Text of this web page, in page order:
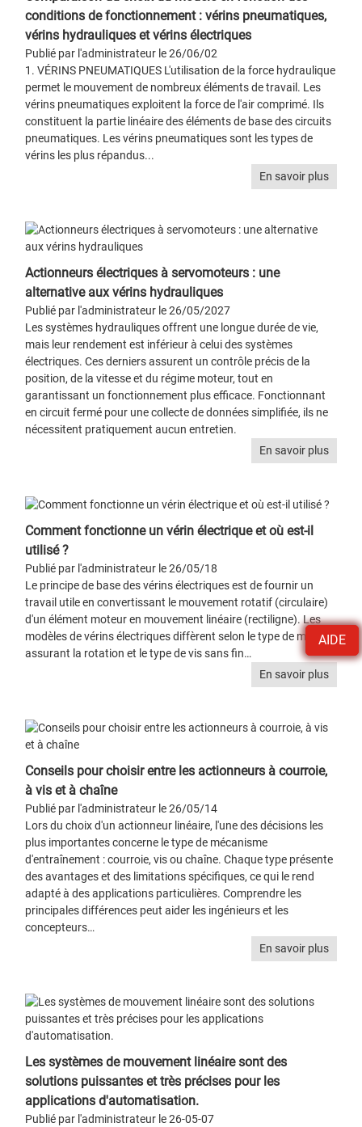
AIDE
conditions de fonctionnement : vérins pneumatiques,
vérins hydrauliques et vérins électriques
Publié par l'administrateur le 26/06/02
1. VÉRINS PNEUMATIQUES L'utilisation de la force hydraulique
permet le mouvement de nombreux éléments de travail. Les
vérins pneumatiques exploitent la force de l'air comprimé. Ils
constituent la partie linéaire des éléments de base des circuits
pneumatiques. Les vérins pneumatiques sont les types de
vérins les plus répandus...
En savoir plus
Actionneurs électriques à servomoteurs : une
alternative aux vérins hydrauliques
Publié par l'administrateur le 26/05/2027
Les systèmes hydrauliques offrent une longue durée de vie,
mais leur rendement est inférieur à celui des systèmes
électriques. Ces derniers assurent un contrôle précis de la
position, de la vitesse et du régime moteur, tout en
garantissant un fonctionnement plus efficace. Fonctionnant
en circuit fermé pour une collecte de données simplifiée, ils ne
nécessitent pratiquement aucun entretien.
En savoir plus
Comment fonctionne un vérin électrique et où est-il
utilisé ?
Publié par l'administrateur le 26/05/18
Le principe de base des vérins électriques est de fournir un
travail utile en convertissant le mouvement rotatif (circulaire)
d'un élément moteur en mouvement linéaire (rectiligne). Les
modèles de vérins électriques diffèrent selon le type de moteur
assurant la rotation et le type de vis sans fin…
En savoir plus
Conseils pour choisir entre les actionneurs à courroie,
à vis et à chaîne
Publié par l'administrateur le 26/05/14
Lors du choix d'un actionneur linéaire, l'une des décisions les
plus importantes concerne le type de mécanisme
d'entraînement : courroie, vis ou chaîne. Chaque type présente
des avantages et des limitations spécifiques, ce qui le rend
adapté à des applications particulières. Comprendre les
principales différences peut aider les ingénieurs et les
concepteurs…
En savoir plus
Les systèmes de mouvement linéaire sont des
solutions puissantes et très précises pour les
applications d'automatisation.
Publié par l'administrateur le 26-05-07